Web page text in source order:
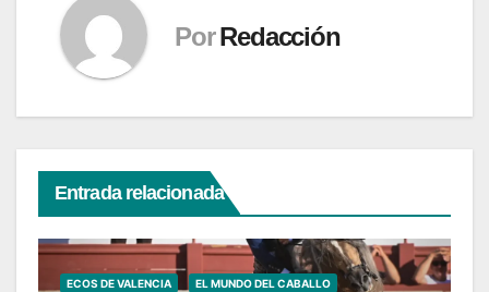
Por Redacción
Entrada relacionada
ECOS DE VALENCIA EL MUNDO DEL CABALLO